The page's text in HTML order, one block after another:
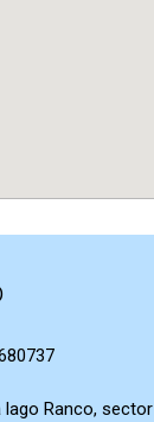
lago Ranco, sector